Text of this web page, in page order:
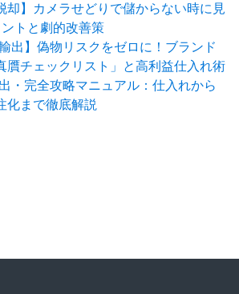
却】カメラせどりで儲からない時に見
トと劇的改善策
出】偽物リスクをゼロに！ブランド
贋チェックリスト」と高利益仕入れ術
・完全攻略マニュアル：仕入れから
化まで徹底解説